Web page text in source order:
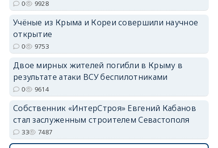
0 9928
Учёные из Крыма и Кореи совершили научное
открытие
0 9753
Двое мирных жителей погибли в Крыму в
результате атаки ВСУ беспилотниками
0 9614
Собственник «ИнтерСтроя» Евгений Кабанов
стал заслуженным строителем Севастополя
33 7487